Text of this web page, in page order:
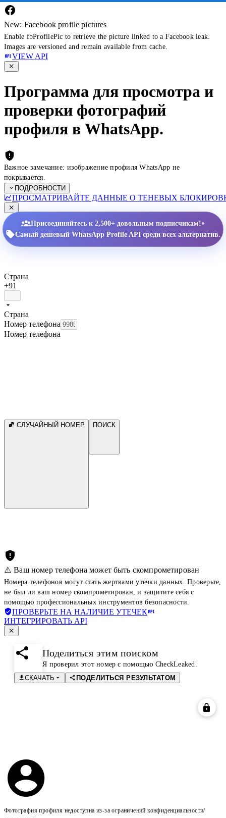
New: Facebook profile pictures
Enable fbProfilePic to retrieve the picture linked to a Facebook leak.
Images are versioned and remain available from cache.
VIEW API
Программа для просмотра и
проверки фотографий
профиля в WhatsApp.
Важное замечание: изображение профиля WhatsApp не
покрывается.
ПОДРОБНОСТИ
ПРОСМАТРИВАЙТЕ ДАННЫЕ О ТЕНЕВЫХ
Присоединяйтесь к 2,500+ довольным подписчикам!•
Самый дешевый WhatsApp Profile API среди всех альтернатив.
Страна
+91
Страна
Номер телефона
Номер телефона
СЛУЧАЙНЫЙ НОМЕР ПОИСК
⚠️ Ваш номер телефона может быть скомпрометирован
Номера телефонов могут стать жертвами утечки данных. Проверьте,
не был ли ваш номер скомпрометирован, и защитите себя с
помощью профессиональных инструментов безопасности.
ПРОВЕРЬТЕ НА НАЛИЧИЕ УТЕЧЕК
ИНТЕГРИРОВАТЬ API
Поделиться этим поиском
Я проверил этот номер с помощью CheckLeaked.
СКАЧАТЬ
ПОДЕЛИТЬСЯ РЕЗУЛЬТАТОМ
Фотография профиля недоступна из-за ограничений конфиденциальности/